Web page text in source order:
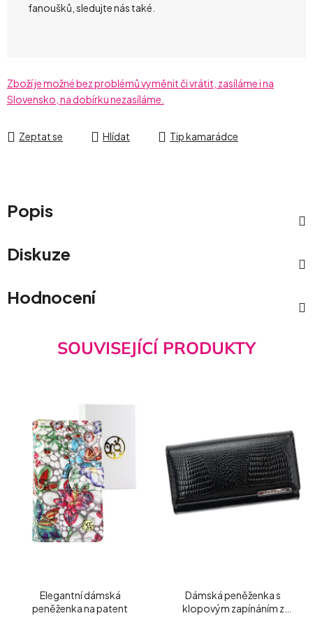
fanoušků, sledujte nás také.
Zboží je možné bez problémů vyměnit či vrátit, zasíláme i na
Slovensko, na dobírku nezasíláme.
Zeptat se Hlídat Tip kamarádce
Popis
Diskuze
Hodnocení
SOUVISEJÍCÍ PRODUKTY
Elegantní dámská
peněženka na patent
Dámská peněženka s
klopovým zapínáním z